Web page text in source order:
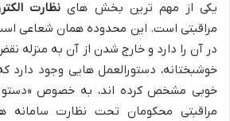
یکی از مهم ترین بخش های نظارت
مراقبتی است. این محدوده همان شعاعی
در آن را دارد و خارج شدن از آن به منزله
خوشبختانه، دستورالعمل هایی وجود دارد
خوبی مشخص کرده اند، به خصوص
مراقبتی محکومان تحت نظارت سامانه